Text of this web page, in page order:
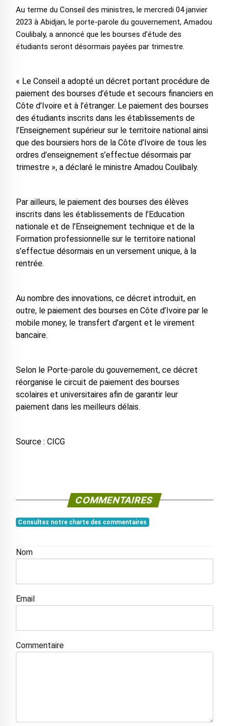
Au terme du Conseil des ministres, le mercredi 04 janvier
2023 à Abidjan, le porte-parole du gouvernement, Amadou
Coulibaly, a annoncé que les bourses d’étude des
étudiants seront désormais payées par trimestre.
« Le Conseil a adopté un décret portant procédure de
paiement des bourses d’étude et secours financiers en
Côte d’Ivoire et à l’étranger. Le paiement des bourses
des étudiants inscrits dans les établissements de
l’Enseignement supérieur sur le territoire national ainsi
que des boursiers hors de la Côte d’Ivoire de tous les
ordres d’enseignement s’effectue désormais par
trimestre », a déclaré le ministre Amadou Coulibaly.
Par ailleurs, le paiement des bourses des élèves
inscrits dans les établissements de l’Education
nationale et de l’Enseignement technique et de la
Formation professionnelle sur le territoire national
s’effectue désormais en un versement unique, à la
rentrée.
Au nombre des innovations, ce décret introduit, en
outre, le paiement des bourses en Côte d’Ivoire par le
mobile money, le transfert d’argent et le virement
bancaire.
Selon le Porte-parole du gouvernement, ce décret
réorganise le circuit de paiement des bourses
scolaires et universitaires afin de garantir leur
paiement dans les meilleurs délais.
Source : CICG
COMMENTAIRES
Consultez notre charte des commentaires
Nom
Email
Commentaire